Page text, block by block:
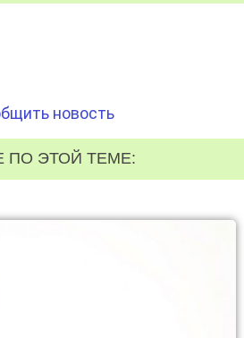
новость
ПО ЭТОЙ ТЕМЕ: